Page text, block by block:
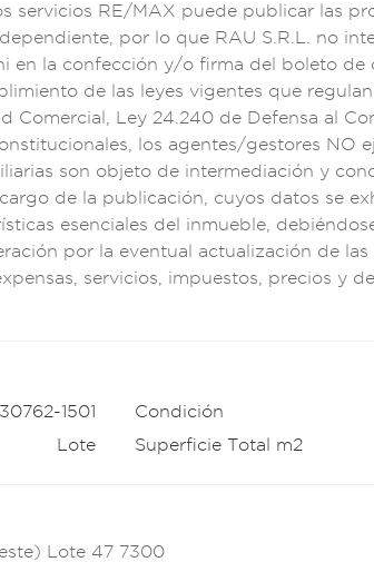
servicios RE/MAX puede publicar las
te, por lo que RAU S .R.L. no int
en la confección y/o firma del boleto de
o de las leyes vigentes que r
Comercial, Ley 24.240 de Defensa al
nales, los agentes/gestores NO
son objeto de intermediación y
o de la publicación, cuyos datos se
ticas esenciales del inmueble, debién
ón por la eventua l actualización de las
servicios, impuestos, precios y
30762-1501
Lote
Condición
Superficie Total m2
Lote 47 7300